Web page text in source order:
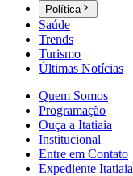
Política
Saúde
Trends
Turismo
Últimas Notícias
Quem Somos
Programação
Ouça a Itatiaia
Institucional
Entre em Contato
Expediente Itatiaia